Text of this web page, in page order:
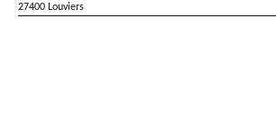
27400 Louviers